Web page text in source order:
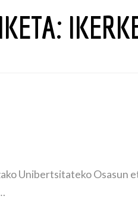
Unibertsitateko Osasun